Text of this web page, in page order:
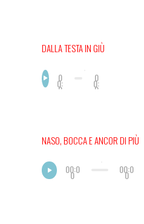
DALLA TESTA IN GIÙ
0
0:
0
0
0:
0
NASO, BOCCA E ANCOR DI PIÙ
00:0
0 00:0
0